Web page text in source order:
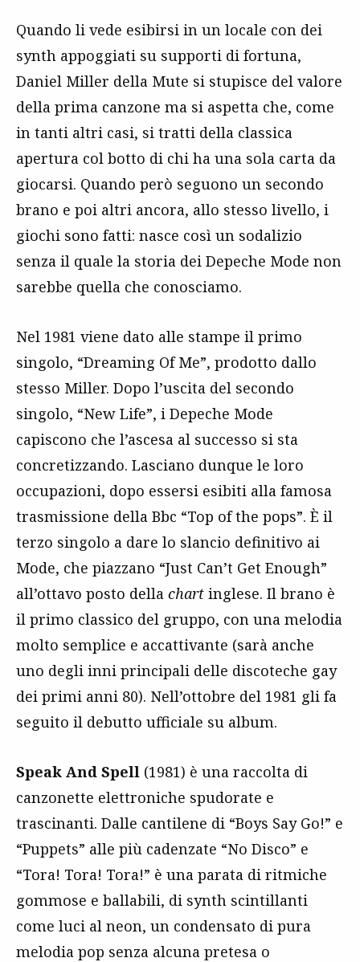
Quando li vede esibirsi in un locale con dei
synth appoggiati su supporti di fortuna,
Daniel Miller della Mute si stupisce del valore
della prima canzone ma si aspetta che, come
in tanti altri casi, si tratti della classica
apertura col botto di chi ha una sola carta da
giocarsi. Quando però seguono un secondo
brano e poi altri ancora, allo stesso livello, i
giochi sono fatti: nasce così un sodalizio
senza il quale la storia dei Depeche Mode non
sarebbe quella che conosciamo.
Nel 1981 viene dato alle stampe il primo
singolo, “Dreaming Of Me”, prodotto dallo
stesso Miller. Dopo l’uscita del secondo
singolo, “New Life”, i Depeche Mode
capiscono che l’ascesa al successo si sta
concretizzando. Lasciano dunque le loro
occupazioni, dopo essersi esibiti alla famosa
trasmissione della Bbc “Top of the pops”. È il
terzo singolo a dare lo slancio definitivo ai
Mode, che piazzano “Just Can’t Get Enough”
all’ottavo posto della chart inglese. Il brano è
il primo classico del gruppo, con una melodia
molto semplice e accattivante (sarà anche
uno degli inni principali delle discoteche gay
dei primi anni 80). Nell’ottobre del 1981 gli fa
seguito il debutto ufficiale su album.
Speak And Spell (1981) è una raccolta di
canzonette elettroniche spudorate e
trascinanti. Dalle cantilene di “Boys Say Go!” e
“Puppets” alle più cadenzate “No Disco” e
“Tora! Tora! Tora!” è una parata di ritmiche
gommose e ballabili, di synth scintillanti
come luci al neon, un condensato di pura
melodia pop senza alcuna pretesa o